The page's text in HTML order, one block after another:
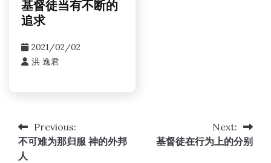
基督徒当有不断的
追求
2021/02/02
洪 逸君
文
章
Previous:
不可难为那归服 神的外邦
人
Next:
基督徒在行为上的分别